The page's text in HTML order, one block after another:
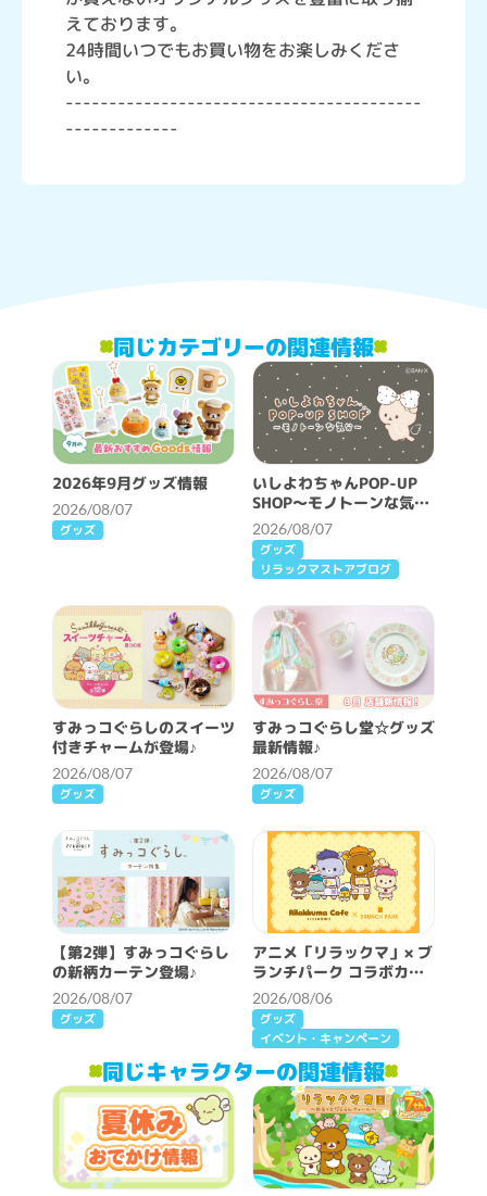
えております。
24時間いつでもお買い物をお楽しみくださ
い。
-----------------------------------------
-------------
同じカテゴリーの関連情報
2026年9月グッズ情報
2026/08/07
グッズ
いしよわちゃんPOP-UP
SHOP～モノトーンな気分
～開催決定！
2026/08/07
グッズ
リラックマストアブログ
すみっコぐらしのスイーツ
付きチャームが登場♪
2026/08/07
グッズ
すみっコぐらし堂☆グッズ
最新情報♪
2026/08/07
グッズ
【第2弾】すみっコぐらし
の新柄カーテン登場♪
2026/08/07
グッズ
アニメ「リラックマ」× ブ
ランチパーク コラボカフ
ェ開催決定！
2026/08/06
グッズ
イベント・キャンペーン
同じキャラクターの関連情報